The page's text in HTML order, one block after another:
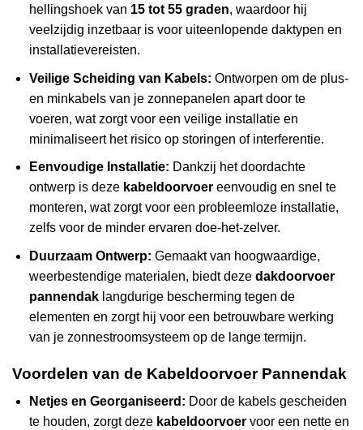
hellingshoek van 15 tot 55 graden, waardoor hij
veelzijdig inzetbaar is voor uiteenlopende daktypen en
installatievereisten.
Veilige Scheiding van Kabels: Ontworpen om de plus-
en minkabels van je zonnepanelen apart door te
voeren, wat zorgt voor een veilige installatie en
minimaliseert het risico op storingen of interferentie.
Eenvoudige Installatie: Dankzij het doordachte
ontwerp is deze kabeldoorvoereenvoudig en snel te
monteren, wat zorgt voor een probleemloze installatie,
zelfs voor de minder ervaren doe-het-zelver.
Duurzaam Ontwerp: Gemaakt van hoogwaardige,
weerbestendige materialen, biedt deze dakdoorvoer
pannendaklangdurige bescherming tegen de
elementen en zorgt hij voor een betrouwbare werking
van je zonnestroomsysteem op de lange termijn.
Voordelen van de Kabeldoorvoer Pannendak
Netjes en Georganiseerd: Door de kabels gescheiden
te houden, zorgt deze kabeldoorvoervoor een nette en